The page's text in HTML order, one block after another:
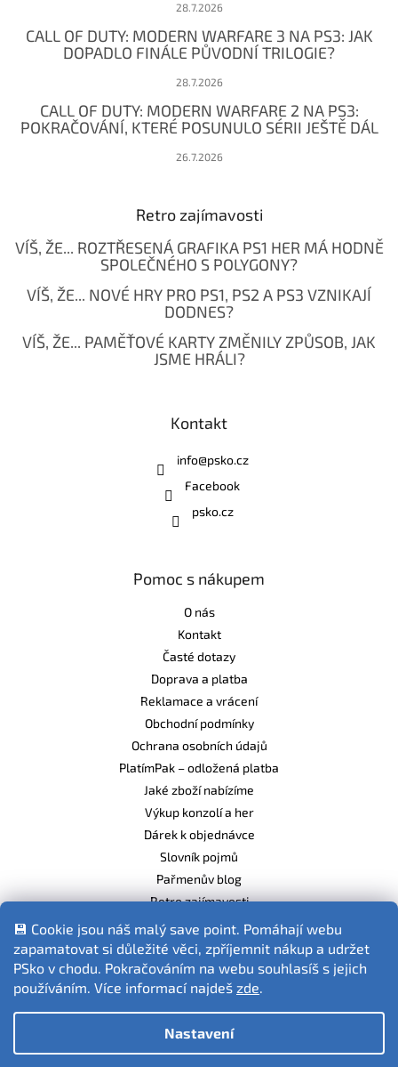
💾 Cookie jsou náš malý save point. Pomáhají webu
zapamatovat si důležité věci, zpříjemnit nákup a udržet
PSko v chodu. Pokračováním na webu souhlasíš s jejich
používáním. Více informací najdeš zde.
Nastavení
28.7.2026
CALL OF DUTY: MODERN WARFARE 3 NA PS3: JAK
DOPADLO FINÁLE PŮVODNÍ TRILOGIE?
28.7.2026
CALL OF DUTY: MODERN WARFARE 2 NA PS3:
POKRAČOVÁNÍ, KTERÉ POSUNULO SÉRII JEŠTĚ DÁL
26.7.2026
Retro zajímavosti
VÍŠ, ŽE... ROZTŘESENÁ GRAFIKA PS1 HER MÁ HODNĚ
SPOLEČNÉHO S POLYGONY?
VÍŠ, ŽE... NOVÉ HRY PRO PS1, PS2 A PS3 VZNIKAJÍ
DODNES?
VÍŠ, ŽE... PAMĚŤOVÉ KARTY ZMĚNILY ZPŮSOB, JAK
JSME HRÁLI?
Kontakt
info@psko.cz
Facebook
psko.cz
Pomoc s nákupem
O nás
Kontakt
Časté dotazy
Doprava a platba
Reklamace a vrácení
Obchodní podmínky
Ochrana osobních údajů
PlatímPak – odložená platba
Jaké zboží nabízíme
Výkup konzolí a her
Dárek k objednávce
Slovník pojmů
Pařmenův blog
Retro zajímavosti
Balíme ekologicky
Fotografie produktů jsou ilustrativní.